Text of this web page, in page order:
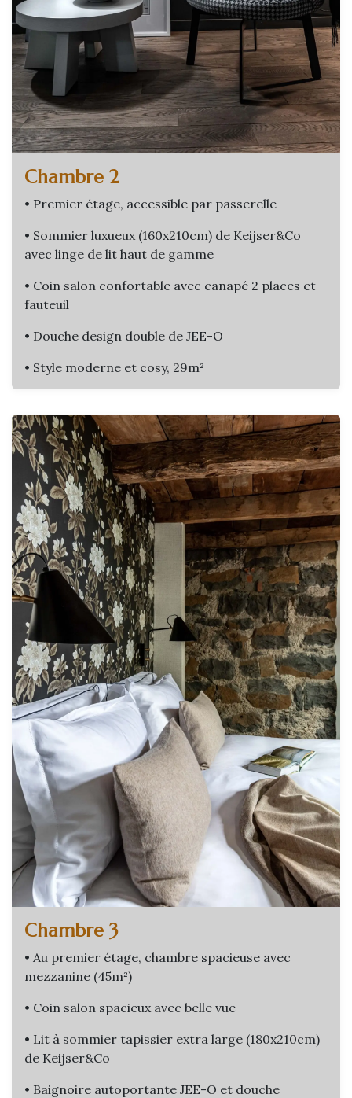
Chambre 2
• Premier étage, accessible par passerelle
• Sommier luxueux (160x210cm) de Keijser&Co
avec linge de lit haut de gamme
• Coin salon confortable avec canapé 2 places et
fauteuil
• Douche design double de JEE-O
• Style moderne et cosy, 29m²
Chambre 3
• Au premier étage, chambre spacieuse avec
mezzanine (45m²)
• Coin salon spacieux avec belle vue
• Lit à sommier tapissier extra large (180x210cm)
de Keijser&Co
• Baignoire autoportante JEE-O et douche